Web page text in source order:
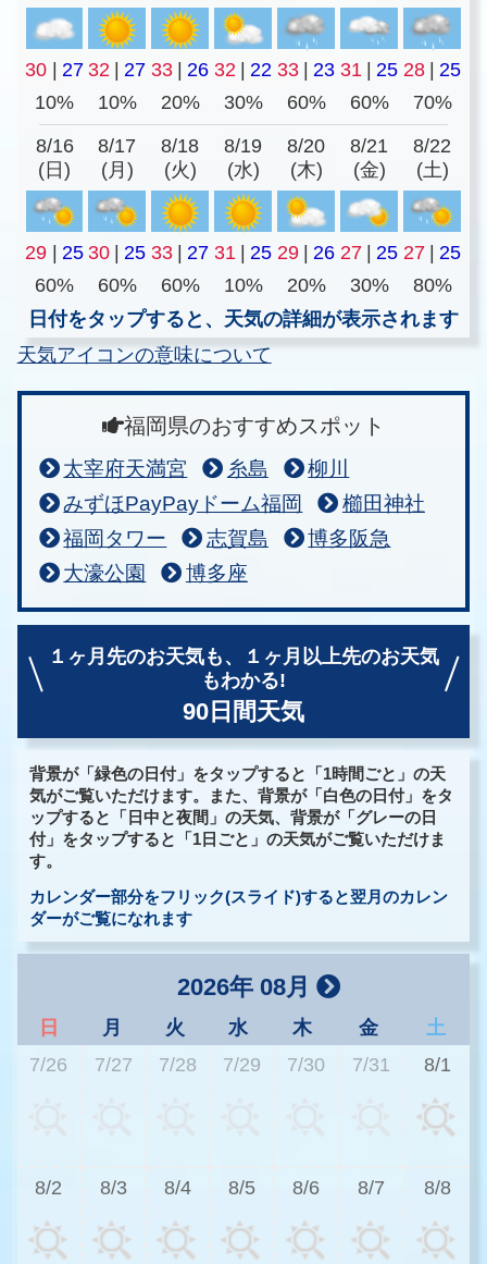
30 27 32 27 33 26 32 22 33 23 31 25 28
25
10%
10% 20% 30% 60% 60% 70%
8/16
(日)
8/17
(月)
8/18
(火)
8/19
(水)
8/20
(木)
8/21
(金)
8/22
(土)
29 25 30 25 33 27 31 25 29 26 27 25 27
25
60%
60% 60% 10% 20% 30%
80%
日付をタップすると、天気の詳細が表示されます
天気アイコンの意味について
福岡県のおすすめスポット
太宰府天満宮 糸島
柳川
みずほPayPayドーム福岡
櫛田神社
福岡タワー
志賀島
博多阪急
大濠公園
博多座
１ヶ月先のお天気も、
１ヶ月以上先のお天気
もわかる!
90日間天気
背景が「緑色の日付」をタップすると「1時間ごと」の天
気がご覧いただけます。また、背景が「白色の日付」をタ
ップすると「日中と夜間」の天気、背景が「グレーの日
付」をタップすると「1日ごと」の天気がご覧いただけま
す。
カレンダー部分をフリック(スライド)すると翌月のカレン
ダーがご覧になれます
2026年 08月
日 月 火 水 木 金
土
7/26
7/27 7/28 7/29 7/30 7/31 8/1
8/2 8/3 8/4 8/5 8/6 8/7 8/8